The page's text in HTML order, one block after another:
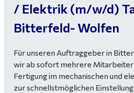
/ Elektrik (m/w/d)
Bitterfeld- Wolfen
Für unseren Auftraggeber in
wir ab sofort mehrere
Fertigung im mechanischen und
zur schnellstmöglichen